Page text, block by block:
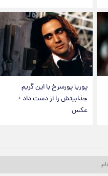
پوریا پورسرخ با این گریم
جذابیتش را از دست داد +
عکس